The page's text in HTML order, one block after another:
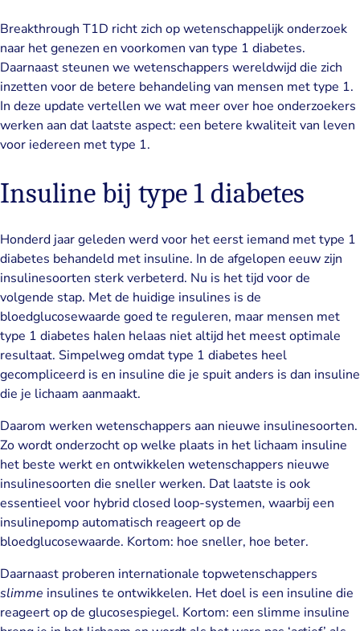
Breakthrough T1D richt zich op wetenschappelijk onderzoek
naar het genezen en voorkomen van type 1 diabetes.
Daarnaast steunen we wetenschappers wereldwijd die zich
inzetten voor de betere behandeling van mensen met type 1.
In deze update vertellen we wat meer over hoe onderzoekers
werken aan dat laatste aspect: een betere kwaliteit van leven
voor iedereen met type 1.
Insuline bij type 1 diabetes
Honderd jaar geleden werd voor het eerst iemand met type 1
diabetes behandeld met insuline. In de afgelopen eeuw zijn
insulinesoorten sterk verbeterd. Nu is het tijd voor de
volgende stap. Met de huidige insulines is de
bloedglucosewaarde goed te reguleren, maar mensen met
type 1 diabetes halen helaas niet altijd het meest optimale
resultaat. Simpelweg omdat type 1 diabetes heel
gecompliceerd is en insuline die je spuit anders is dan insuline
die je lichaam aanmaakt.
Daarom werken wetenschappers aan nieuwe insulinesoorten.
Zo wordt onderzocht op welke plaats in het lichaam insuline
het beste werkt en ontwikkelen wetenschappers nieuwe
insulinesoorten die sneller werken. Dat laatste is ook
essentieel voor hybrid closed loop-systemen, waarbij een
insulinepomp automatisch reageert op de
bloedglucosewaarde. Kortom: hoe sneller, hoe beter.
Daarnaast proberen internationale topwetenschappers
slimme insulines te ontwikkelen. Het doel is een insuline die
reageert op de glucosespiegel. Kortom: een slimme insuline